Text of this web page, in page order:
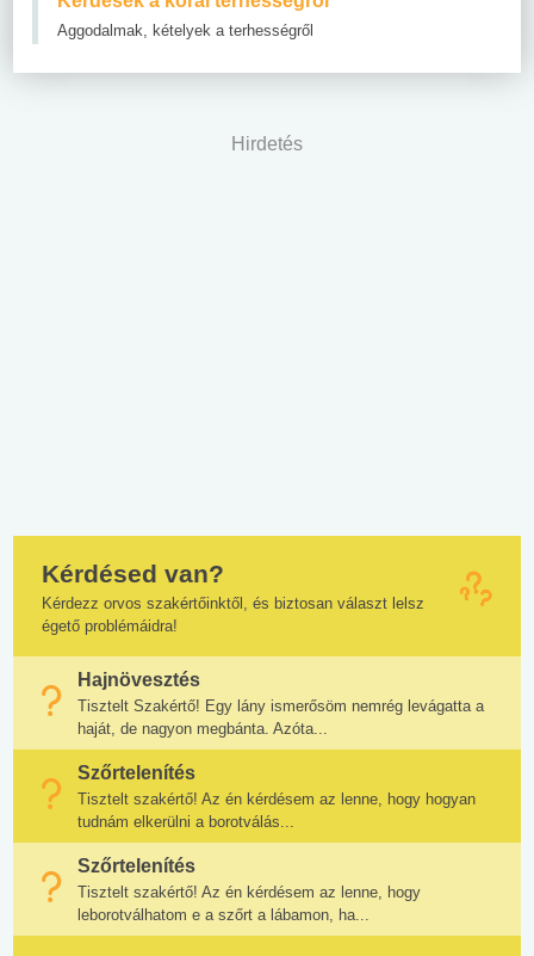
Aggodalmak, kételyek a terhességről
Hirdetés
Kérdésed van?
Kérdezz orvos szakértőinktől, és biztosan választ lelsz
égető problémáidra!
Hajnövesztés
Tisztelt Szakértő! Egy lány ismerősöm nemrég levágatta a
haját, de nagyon megbánta. Azóta...
Szőrtelenítés
Tisztelt szakértő! Az én kérdésem az lenne, hogy hogyan
tudnám elkerülni a borotválás...
Szőrtelenítés
Tisztelt szakértő! Az én kérdésem az lenne, hogy
leborotválhatom e a szőrt a lábamon, ha...